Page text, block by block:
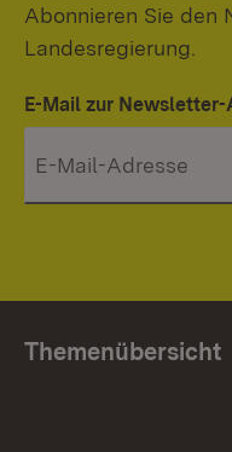
Abonnieren Sie den
Landesregierung.
E-Mail zur
Themenübersicht